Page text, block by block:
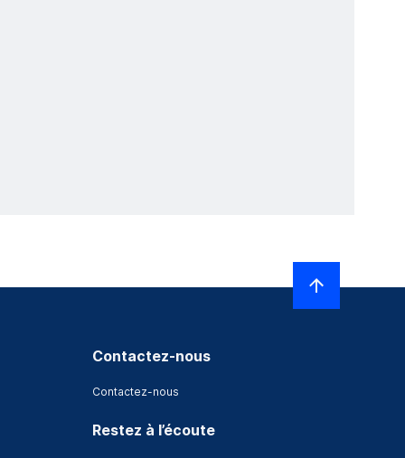
Contactez-nous
Contactez-nous
Restez à l’écoute